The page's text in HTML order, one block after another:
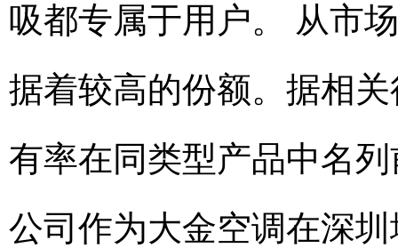
吸都专属于用户。 从市
据着较高的份额。据相
有率在同类型产品中名
公司作为大金空调在深